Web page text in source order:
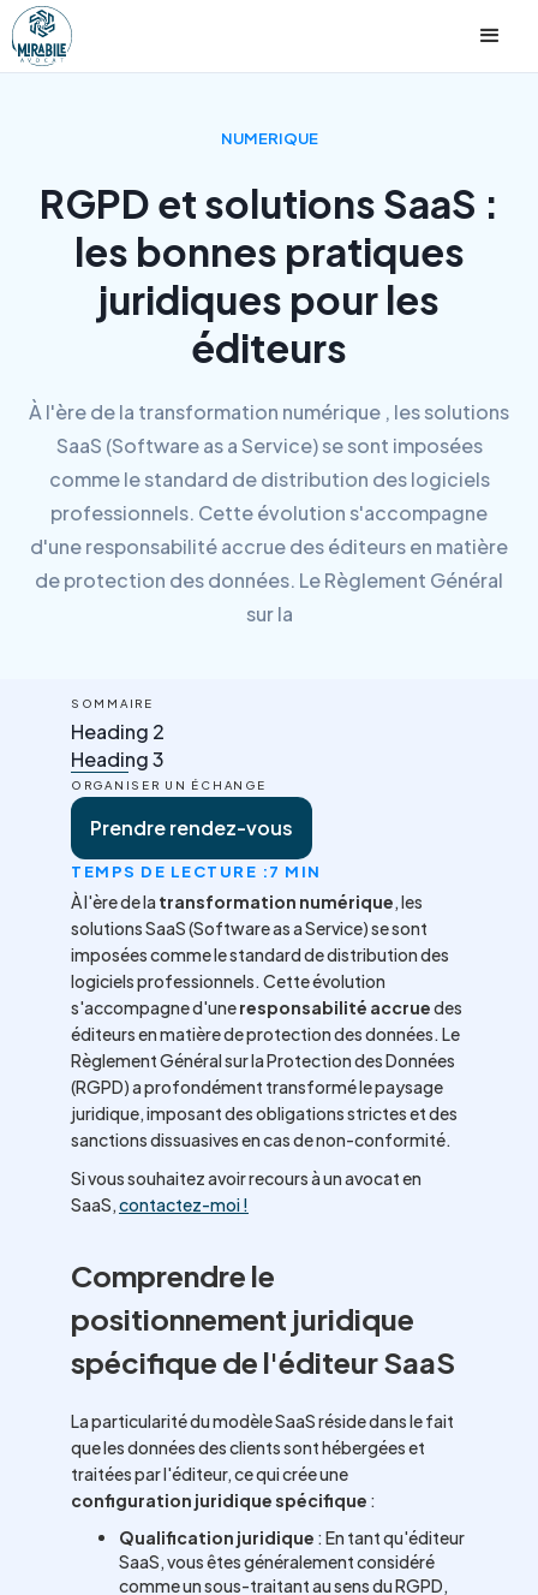
NUMERIQUE
RGPD et solutions SaaS :
les bonnes pratiques
juridiques pour les
éditeurs
À l'ère de la transformation numérique , les solutions
SaaS (Software as a Service) se sont imposées
comme le standard de distribution des logiciels
professionnels. Cette évolution s'accompagne
d'une responsabilité accrue des éditeurs en matière
de protection des données. Le Règlement Général
sur la
SOMMAIRE
Heading 2
Heading 3
ORGANISER UN ÉCHANGE
Prendre rendez-vous
TEMPS DE LECTURE :7 MIN
À l'ère de la transformation numérique, les
solutions SaaS (Software as a Service) se sont
imposées comme le standard de distribution des
logiciels professionnels. Cette évolution
s'accompagne d'uneresponsabilité accruedes
éditeurs en matière de protection des données. Le
Règlement Général sur la Protection des Données
(RGPD) a profondément transformé le paysage
juridique, imposant des obligations strictes et des
sanctions dissuasives en cas de non-conformité.
Si vous souhaitez avoir recours à un avocat en
SaaS,contactez-moi !
Comprendre le
positionnement juridique
spécifique de l'éditeur SaaS
La particularité du modèle SaaS réside dans le fait
que les données des clients sont hébergées et
traitées par l'éditeur, ce qui crée une
configuration juridique spécifique :
Qualification juridique : En tant qu'éditeur
SaaS, vous êtes généralement considéré
comme un sous-traitant au sens du RGPD,